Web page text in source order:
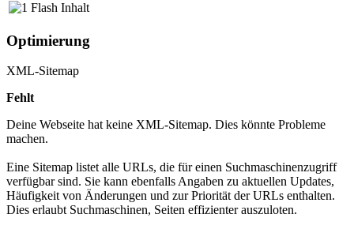
Flash Inhalt
Optimierung
XML-Sitemap
Fehlt
Deine Webseite hat keine XML-Sitemap. Dies könnte Probleme
machen.
Eine Sitemap listet alle URLs, die für einen Suchmaschinenzugriff
verfügbar sind. Sie kann ebenfalls Angaben zu aktuellen Updates,
Häufigkeit von Änderungen und zur Priorität der URLs enthalten.
Dies erlaubt Suchmaschinen, Seiten effizienter auszuloten.